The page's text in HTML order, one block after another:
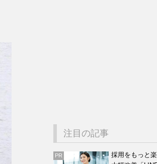
注目の記事
PR
採用をもっと